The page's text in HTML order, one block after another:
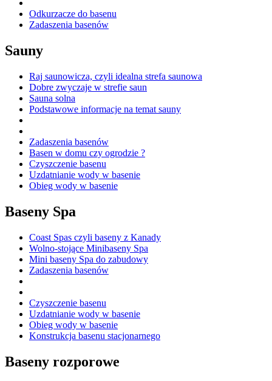
Odkurzacze do basenu
Zadaszenia basenów
Sauny
Raj saunowicza, czyli idealna strefa saunowa
Dobre zwyczaje w strefie saun
Sauna solna
Podstawowe informacje na temat sauny
Zadaszenia basenów
Basen w domu czy ogrodzie ?
Czyszczenie basenu
Uzdatnianie wody w basenie
Obieg wody w basenie
Baseny Spa
Coast Spas czyli baseny z Kanady
Wolno-stojące Minibaseny Spa
Mini baseny Spa do zabudowy
Zadaszenia basenów
Czyszczenie basenu
Uzdatnianie wody w basenie
Obieg wody w basenie
Konstrukcja basenu stacjonarnego
Baseny rozporowe